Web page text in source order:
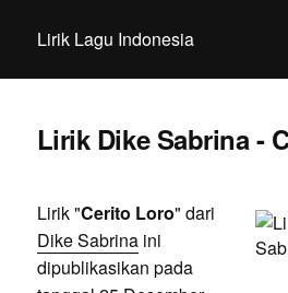
Lirik Lagu Indonesia
Lirik Dike Sabrina -
Lirik "Cerito Loro" dari
Dike Sabrinaini
dipublikasikan pada